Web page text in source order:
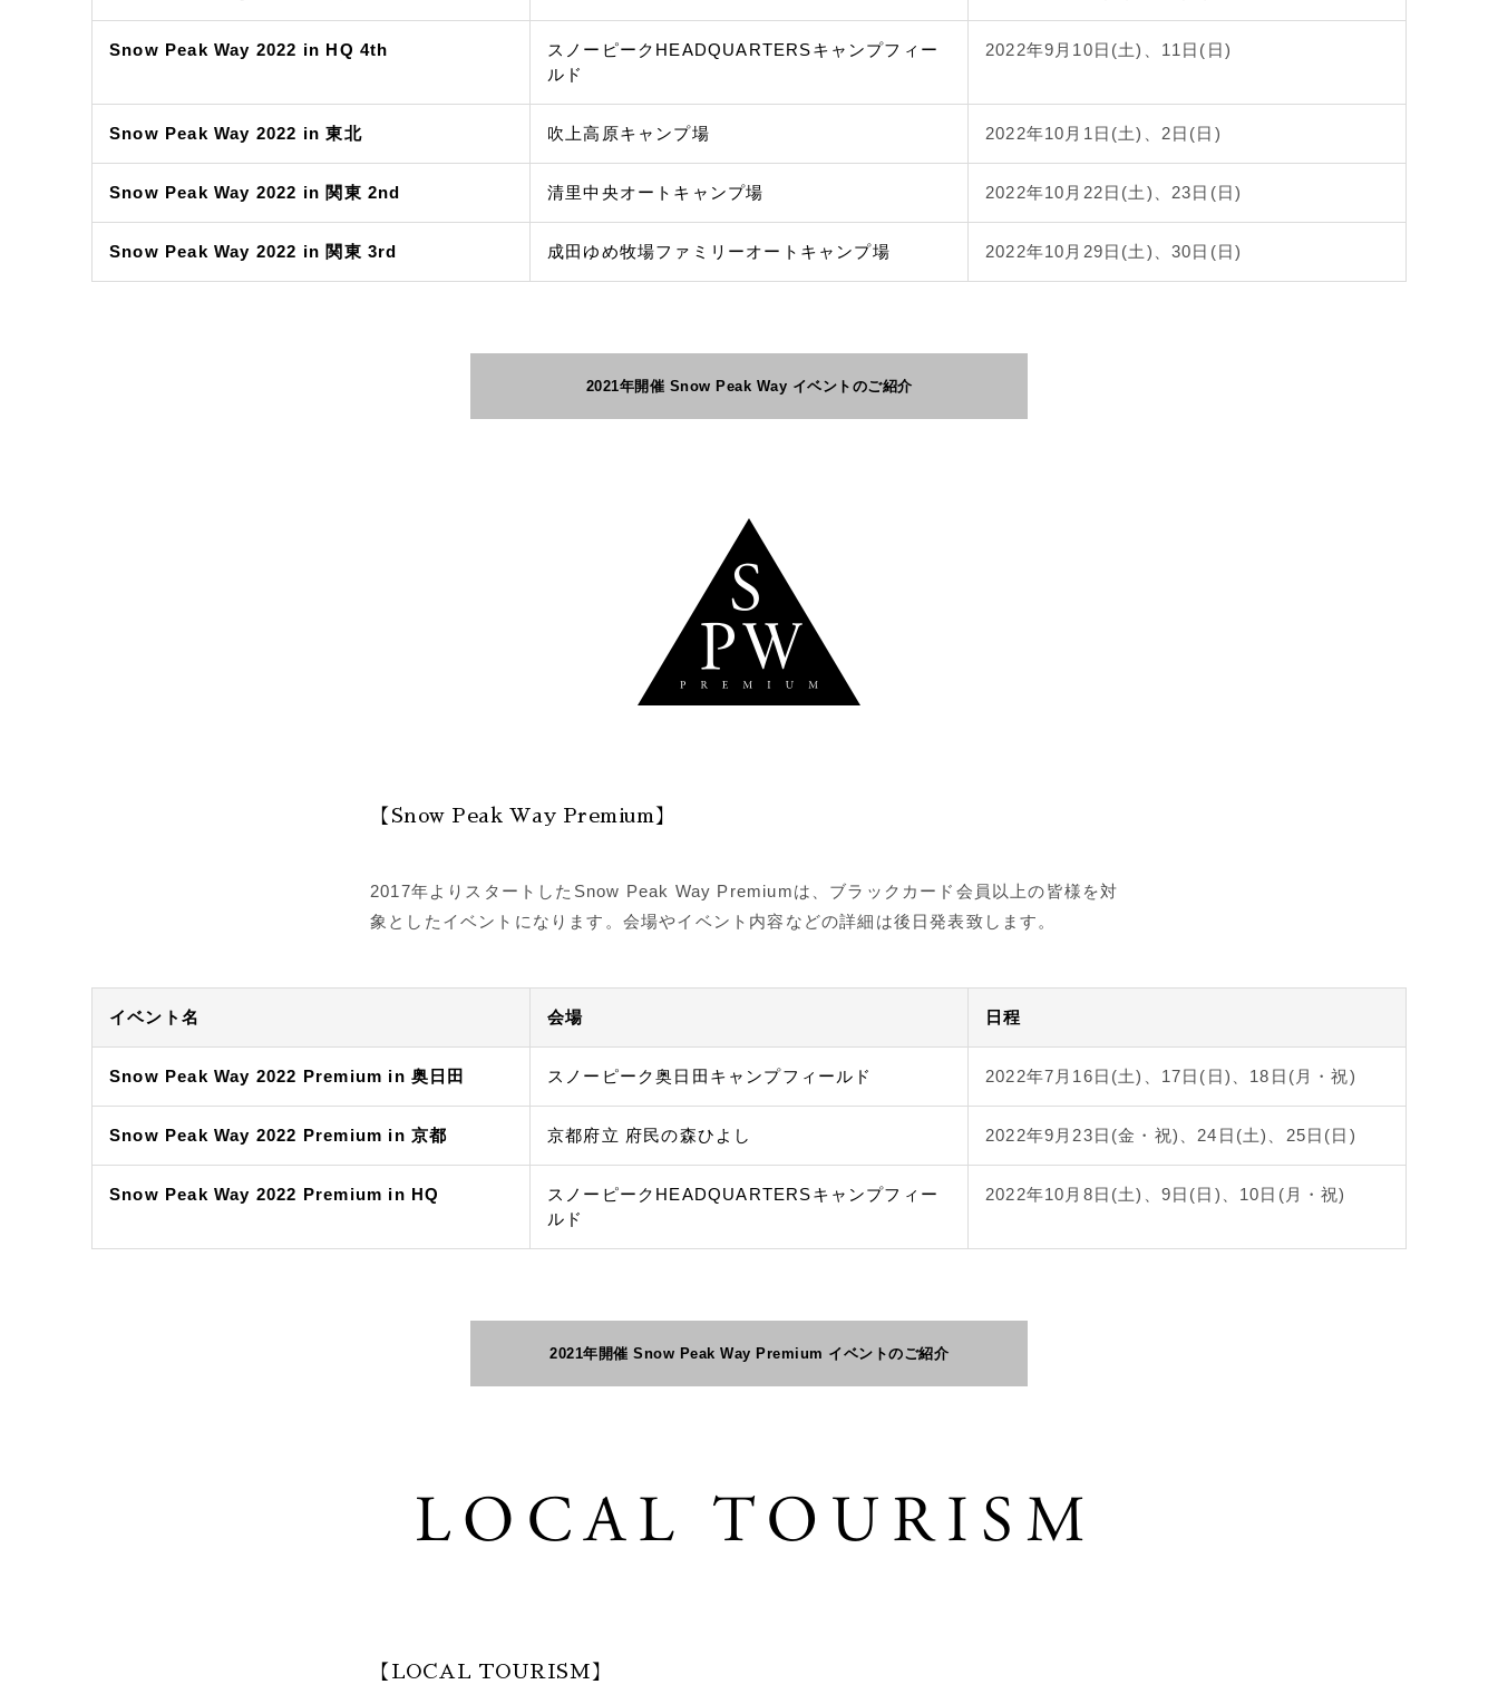
Snow Peak Way 2022 in HQ 4th
スノーピークHEADQUARTERSキャンプフィー
ルド
2022年9月10日(土)、11日(日)
Snow Peak Way 2022 in 東北 吹上高原キャンプ場 2022年10月1日(土)、2日(日)
Snow Peak Way 2022 in 関東 2nd 清里中央オートキャンプ場 2022年10月22日(土)、23日(日)
Snow Peak Way 2022 in 関東 3rd 成田ゆめ牧場ファミリーオートキャンプ場 2022年10月29日(土)、30日(日)
2021年開催 Snow Peak Way イベントのご紹介
【Snow Peak Way Premium】
2017年よりスタートしたSnow Peak Way Premiumは、ブラックカード会員以上の皆様を対
象としたイベントになります。会場やイベント内容などの詳細は後日発表致します。
イベント名 会場 日程
Snow Peak Way 2022 Premium in 奥日田 スノーピーク奥日田キャンプフィールド 2022年7月16日(土)、17日(日)、18日(月・祝)
Snow Peak Way 2022 Premium in 京都 京都府立 府民の森ひよし 2022年9月23日(金・祝)、24日(土)、25日(日)
Snow Peak Way 2022 Premium in HQ
スノーピークHEADQUARTERSキャンプフィー
ルド
2022年10月8日(土)、9日(日)、10日(月・祝)
2021年開催 Snow Peak Way Premium イベントのご紹介
【LOCAL TOURISM】